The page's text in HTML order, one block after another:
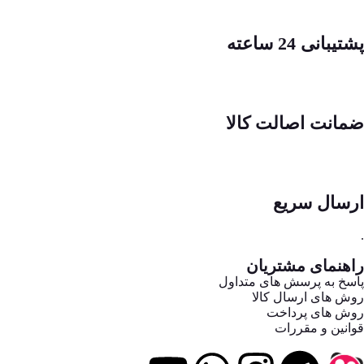
پشتیبانی 24 ساعته
ضمانت اصالت کالا
ارسال سریع
.
راهنمای مشتریان
پاسخ به پرسش های متداول
روش های ارسال کالا
روش های پرداخت
قوانین و مقررات